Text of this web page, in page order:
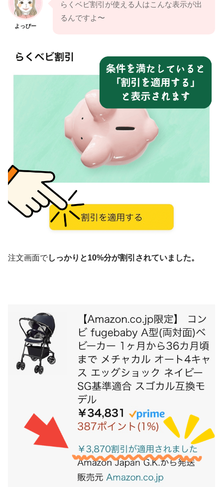
よっぴー
らくベビ割引が使える人はこんな表示が出
るんですよ〜
注文画面でしっかりと10%分が割引されていました。